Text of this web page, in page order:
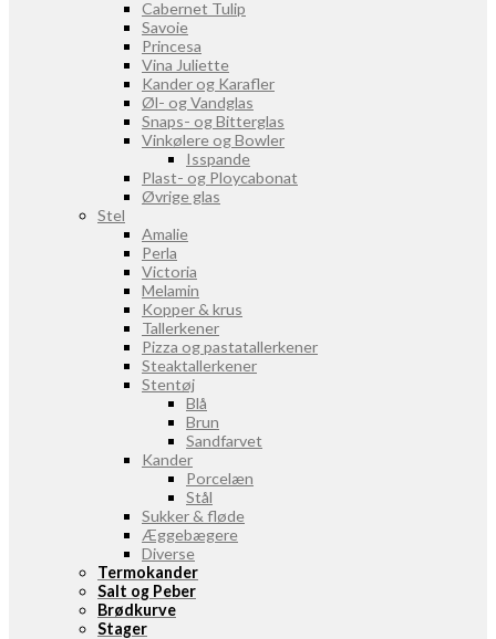
Cabernet Tulip
Savoie
Princesa
Vina Juliette
Kander og Karafler
Øl- og Vandglas
Snaps- og Bitterglas
Vinkølere og Bowler
Isspande
Plast- og Ploycabonat
Øvrige glas
Stel
Amalie
Perla
Victoria
Melamin
Kopper & krus
Tallerkener
Pizza og pastatallerkener
Steaktallerkener
Stentøj
Blå
Brun
Sandfarvet
Kander
Porcelæn
Stål
Sukker & fløde
Æggebægere
Diverse
Termokander
Salt og Peber
Brødkurve
Stager